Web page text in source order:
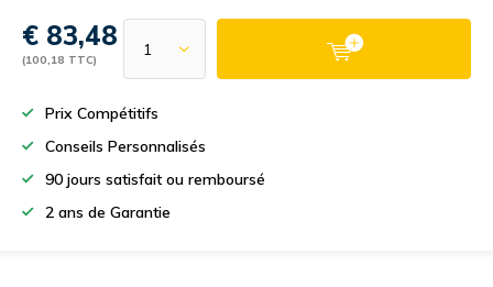
€ 83,48
(100,18 TTC)
Prix Compétitifs
Conseils Personnalisés
90 jours satisfait ou remboursé
2 ans de Garantie